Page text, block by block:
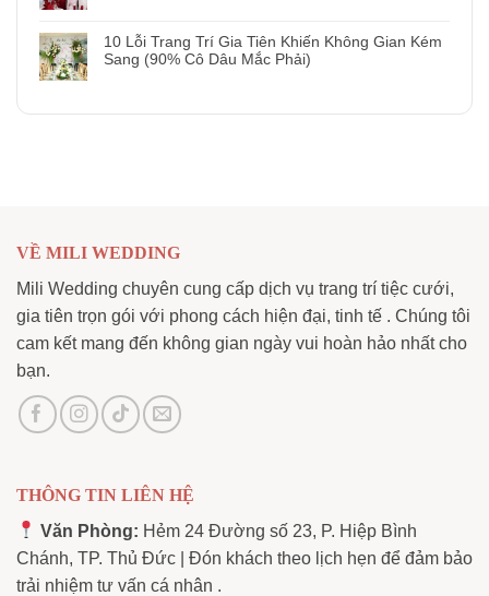
10 Lỗi Trang Trí Gia Tiên Khiến Không Gian Kém
Sang (90% Cô Dâu Mắc Phải)
VỀ MILI WEDDING
Mili Wedding chuyên cung cấp dịch vụ trang trí tiệc cưới,
gia tiên trọn gói với phong cách hiện đại, tinh tế . Chúng tôi
cam kết mang đến không gian ngày vui hoàn hảo nhất cho
bạn.
THÔNG TIN LIÊN HỆ
Văn Phòng: Hẻm 24 Đường số 23, P. Hiệp Bình
Chánh, TP. Thủ Đức | Đón khách theo lịch hẹn để đảm bảo
trải nhiệm tư vấn cá nhân .